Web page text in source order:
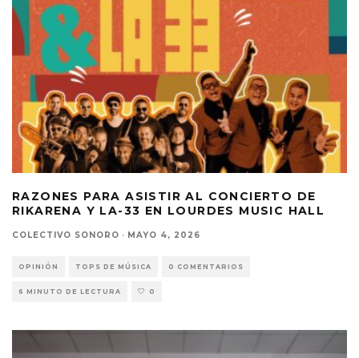
RAZONES PARA ASISTIR AL CONCIERTO DE
RIKARENA Y LA-33 EN LOURDES MUSIC HALL
COLECTIVO SONORO · MAYO 4, 2026
OPINIÓN TOPS DE MÚSICA 0 COMENTARIOS
6 MINUTO DE LECTURA 0